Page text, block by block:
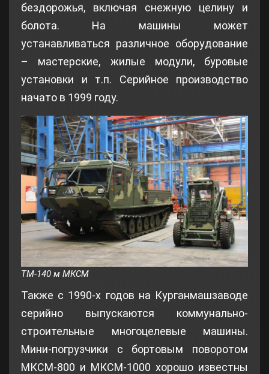
бездорожья, включая снежную целину и
болота. На машины может
устанавливаться различное оборудование
– мастерские, жилые модули, буровые
установки и т.п. Серийное производство
начато в 1999 году.
ТМ-140 м МКСМ
Также с 1990-х годов на Курганмашзаводе
серийно выпускаются коммунально-
строительные многоцелевые машины.
Мини-погрузчики с бортовым поворотом
МКСМ-800 и МКСМ-1000 хорошо известны